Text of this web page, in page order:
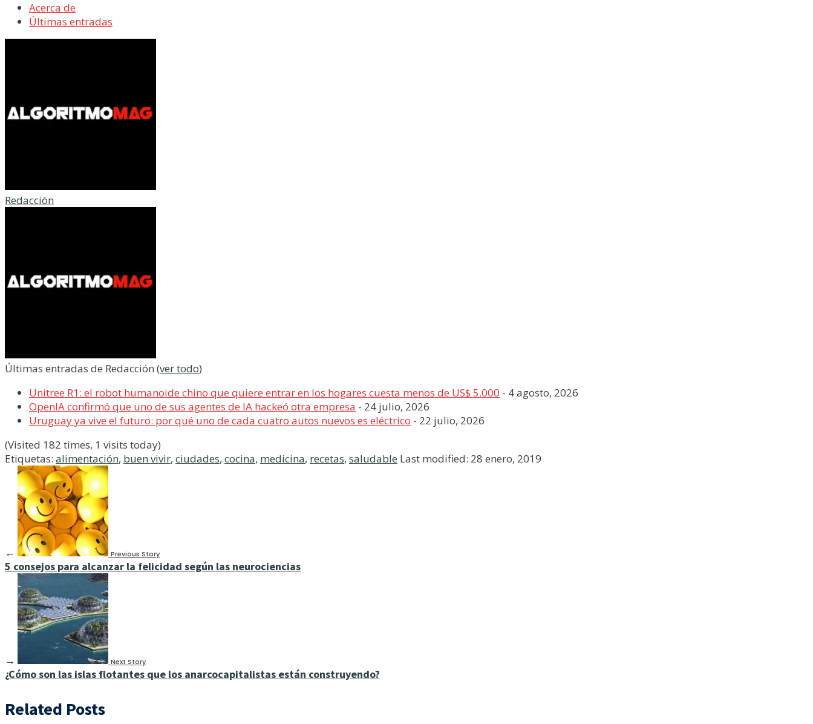
Acerca de
Últimas entradas
Redacción
Últimas entradas de Redacción (ver todo)
Unitree R1: el robot humanoide chino que quiere entrar en los hogares cuesta menos de US$ 5.000 - 4 agosto, 2026
OpenIA confirmó que uno de sus agentes de IA hackeó otra empresa - 24 julio, 2026
Uruguay ya vive el futuro: por qué uno de cada cuatro autos nuevos es eléctrico - 22 julio, 2026
(Visited 182 times, 1 visits today)
Etiquetas: alimentación, buen vivir, ciudades, cocina, medicina, recetas, saludable Last modified: 28 enero, 2019
← Previous Story
5 consejos para alcanzar la felicidad según las neurociencias
→ Next Story
¿Cómo son las islas flotantes que los anarcocapitalistas están construyendo?
Related Posts